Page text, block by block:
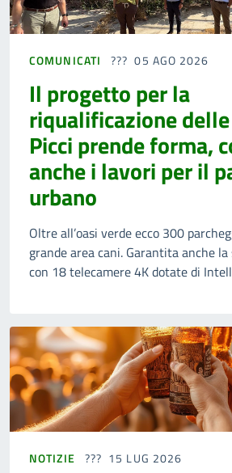
COMUNICATI 05 AGO 2026
Il progetto per la
riqualificazione
Picci prende forma,
anche i lavori per il
urbano
Oltre all’oasi verde ecco 300
grande area cani. Garantita anche
con 18 telecamere 4K dotate di
NOTIZIE 15 LUG 2026